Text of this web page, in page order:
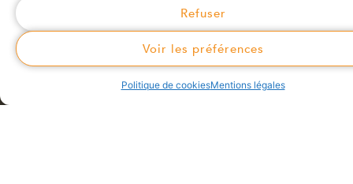
Refuser
Voir les préférences
Politique de cookiesMentions légales